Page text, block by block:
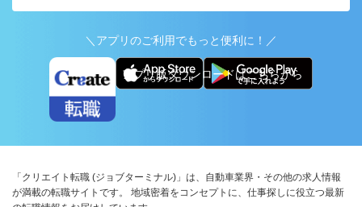
＼アプリのご利用でもっと便利に！／
アプリ版ダウンロードはこちらから
「クリエイト転職 (ジョブターミナル)」は、自動車業界・その他の求人情報
が満載の転職サイトです。 地域密着をコンセプトに、仕事探しに役立つ最新